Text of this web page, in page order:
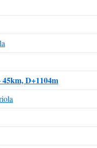
D+1104m